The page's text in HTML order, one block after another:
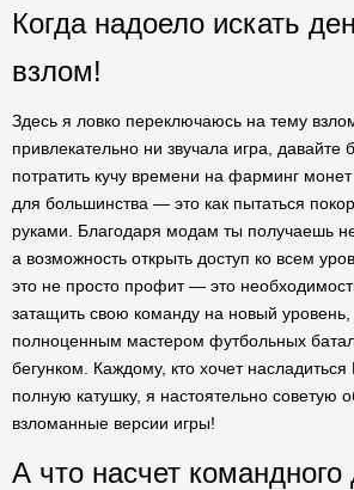
Когда надоело искать
взлом!
Здесь я ловко переключаюсь на тему
привлекательно ни звучала игра,
потратить кучу времени на фарминг монет
для большинства — это как пытаться
руками. Благодаря модам ты получаешь
а возможность открыть доступ ко всем
это не просто профит — это
затащить свою команду на новый уровень,
полноценным мастером футбольных
бегунком. Каждому, кто хочет
полную катушку, я настоятельно советую
взломанные версии игры!
А что насчет командного